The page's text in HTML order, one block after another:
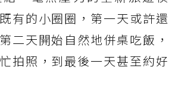
有的小圈圈，第一天或許還
二天開始自然地併桌吃飯，
拍照，到最後一天甚至約好